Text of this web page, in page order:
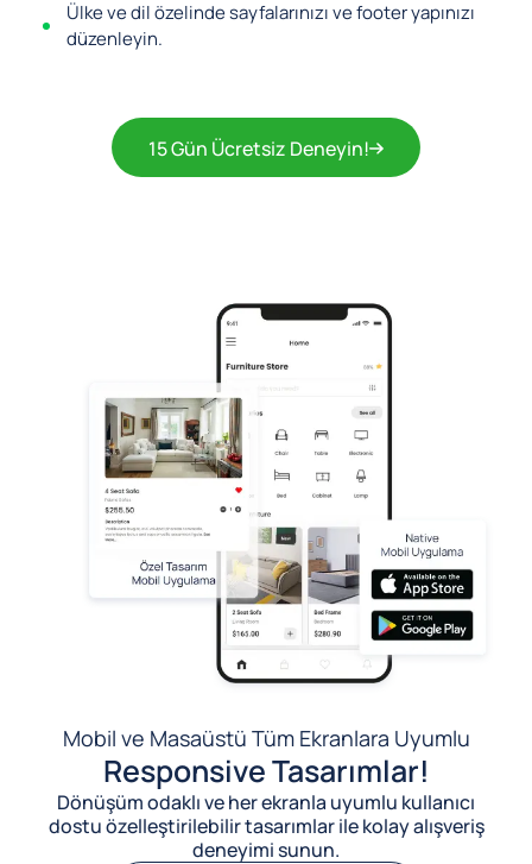
Ülke ve dil özelinde sayfalarınızı ve footer yapınızı
düzenleyin.
15 Gün Ücretsiz Deneyin!
Mobil ve Masaüstü Tüm Ekranlara Uyumlu
Responsive Tasarımlar!
Dönüşüm odaklı ve her ekranla uyumlu kullanıcı
dostu özelleştirilebilir tasarımlar ile kolay alışveriş
deneyimi sunun.